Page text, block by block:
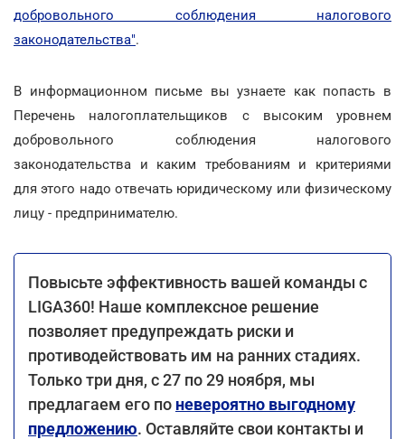
добровольного соблюдения налогового
законодательства".
В информационном письме вы узнаете как попасть в
Перечень налогоплательщиков с высоким уровнем
добровольного соблюдения налогового
законодательства и каким требованиям и критериями
для этого надо отвечать юридическому или физическому
лицу - предпринимателю.
Повысьте эффективность вашей команды с
LIGA360! Наше комплексное решение
позволяет предупреждать риски и
противодействовать им на ранних стадиях.
Только три дня, с 27 по 29 ноября, мы
предлагаем его по невероятно выгодному
предложению. Оставляйте свои контакты и